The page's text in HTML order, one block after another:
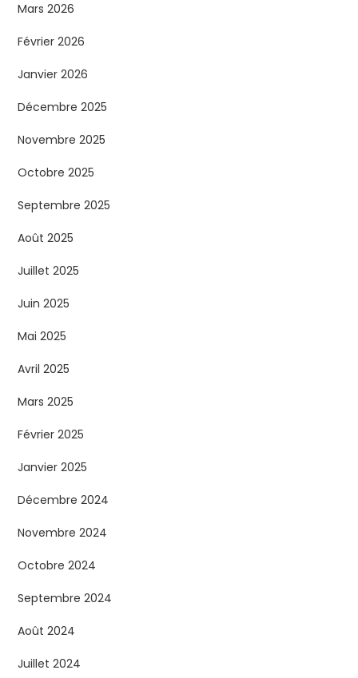
Mars 2026
Février 2026
Janvier 2026
Décembre 2025
Novembre 2025
Octobre 2025
Septembre 2025
Août 2025
Juillet 2025
Juin 2025
Mai 2025
Avril 2025
Mars 2025
Février 2025
Janvier 2025
Décembre 2024
Novembre 2024
Octobre 2024
Septembre 2024
Août 2024
Juillet 2024